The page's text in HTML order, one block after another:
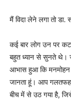
मैं विदा लेने लगा तो
कई बार लोग उन पर
बहुत ध्यान से सुनते थे।
आभास हुआ कि
जानता हूं। आप
बीच में से उठ गया है,